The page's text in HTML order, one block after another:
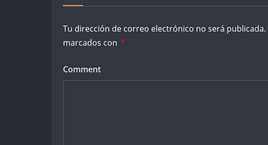
Tu dirección de correo electrónico no será publicada.
marcados con *
Comment